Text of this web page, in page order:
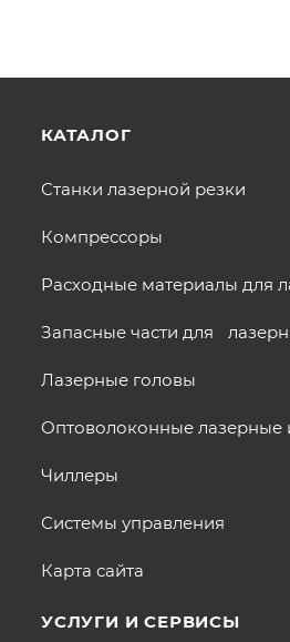
КАТАЛОГ
Станки лазерной резки
Компрессоры
Расходные материалы для
Запасные части для
Лазерные головы
Оптоволоконные лазерные
Чиллеры
Системы управления
Карта сайта
УСЛУГИ И СЕРВИСЫ